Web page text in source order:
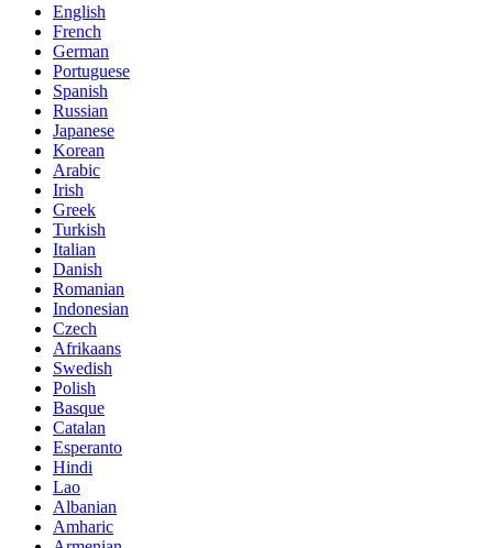
English
French
German
Portuguese
Spanish
Russian
Japanese
Korean
Arabic
Irish
Greek
Turkish
Italian
Danish
Romanian
Indonesian
Czech
Afrikaans
Swedish
Polish
Basque
Catalan
Esperanto
Hindi
Lao
Albanian
Amharic